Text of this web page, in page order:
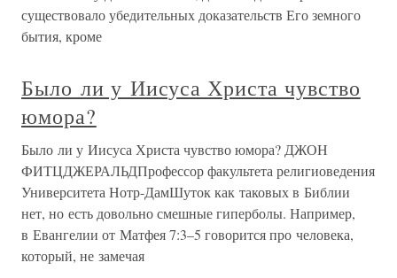
существовало убедительных доказательств Его земного
бытия, кроме
Было ли у Иисуса Христа чувство
юмора?
Было ли у Иисуса Христа чувство юмора? ДЖОН
ФИТЦДЖЕРАЛЬДПрофессор факультета религиоведения
Университета Нотр-ДамШуток как таковых в Библии
нет, но есть довольно смешные гиперболы. Например,
в Евангелии от Матфея 7:3–5 говорится про человека,
который, не замечая